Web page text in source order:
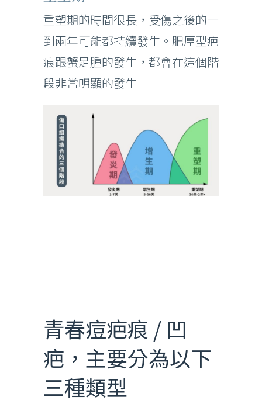
重塑期的時間很長，受傷之後的一
到兩年可能都持續發生。肥厚型疤
痕跟蟹足腫的發生，都會在這個階
段非常明顯的發生
青春痘疤痕 / 凹
疤，主要分為以下
三種類型